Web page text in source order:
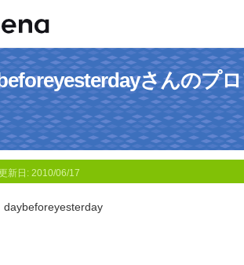
さんのプ
新日: 2010/06/17
daybeforeyesterday